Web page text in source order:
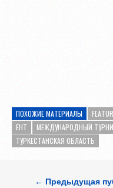
ПОХОЖИЕ МАТЕРИАЛЫ
ЕНТ
МЕЖДУНАРОДНЫЙ
ТУРКЕСТАНСКАЯ ОБЛАСТЬ
← Предыдущая